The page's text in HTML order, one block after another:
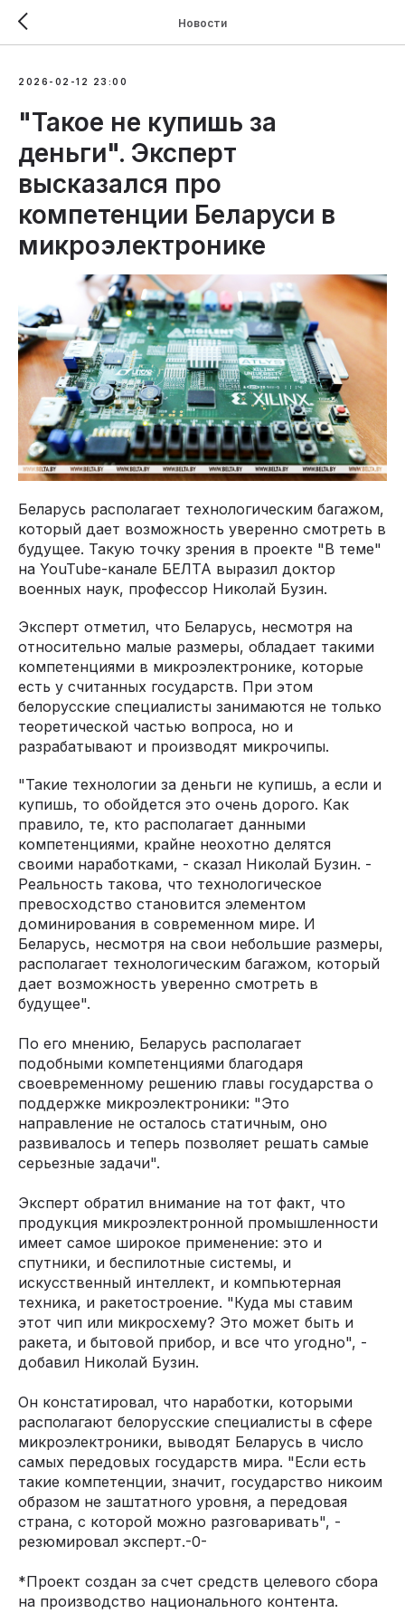
Новости
2026-02-12 23:00
"Такое не купишь за
деньги". Эксперт
высказался про
компетенции Беларуси в
микроэлектронике
Беларусь располагает технологическим багажом,
который дает возможность уверенно смотреть в
будущее. Такую точку зрения в проекте "В теме"
на YouTube-канале БЕЛТА выразил доктор
военных наук, профессор Николай Бузин.
Эксперт отметил, что Беларусь, несмотря на
относительно малые размеры, обладает такими
компетенциями в микроэлектронике, которые
есть у считанных государств. При этом
белорусские специалисты занимаются не только
теоретической частью вопроса, но и
разрабатывают и производят микрочипы.
"Такие технологии за деньги не купишь, а если и
купишь, то обойдется это очень дорого. Как
правило, те, кто располагает данными
компетенциями, крайне неохотно делятся
своими наработками, - сказал Николай Бузин. -
Реальность такова, что технологическое
превосходство становится элементом
доминирования в современном мире. И
Беларусь, несмотря на свои небольшие размеры,
располагает технологическим багажом, который
дает возможность уверенно смотреть в
будущее".
По его мнению, Беларусь располагает
подобными компетенциями благодаря
своевременному решению главы государства о
поддержке микроэлектроники: "Это
направление не осталось статичным, оно
развивалось и теперь позволяет решать самые
серьезные задачи".
Эксперт обратил внимание на тот факт, что
продукция микроэлектронной промышленности
имеет самое широкое применение: это и
спутники, и беспилотные системы, и
искусственный интеллект, и компьютерная
техника, и ракетостроение. "Куда мы ставим
этот чип или микросхему? Это может быть и
ракета, и бытовой прибор, и все что угодно", -
добавил Николай Бузин.
Он констатировал, что наработки, которыми
располагают белорусские специалисты в сфере
микроэлектроники, выводят Беларусь в число
самых передовых государств мира. "Если есть
такие компетенции, значит, государство никоим
образом не заштатного уровня, а передовая
страна, с которой можно разговаривать", -
резюмировал эксперт.-0-
*Проект создан за счет средств целевого сбора
на производство национального контента.